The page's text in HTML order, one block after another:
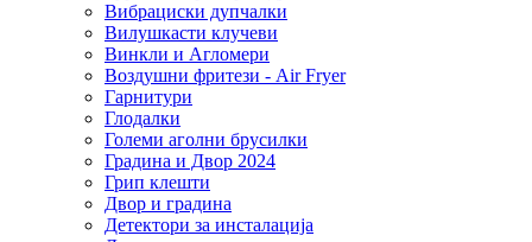
Вибрациски дупчалки
Вилушкасти клучеви
Винкли и Агломери
Воздушни фритези - Air Fryer
Гарнитури
Глодалки
Големи аголни брусилки
Градина и Двор 2024
Грип клешти
Двор и градина
Детектори за инсталација